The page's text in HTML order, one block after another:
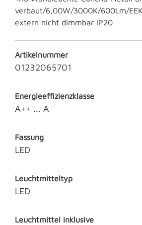
verbaut/6,00W/3000K/600Lm/
extern nicht dimmbar IP20
Artikelnummer
01232065701
Energieeffizienzklasse
A++ ... A
Fassung
LED
Leuchtmitteltyp
LED
Leuchtmittel inklusive